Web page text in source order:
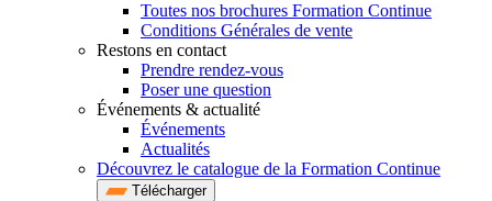
Toutes nos brochures Formation Continue
Conditions Générales de vente
Restons en contact
Prendre rendez-vous
Poser une question
Événements & actualité
Événements
Actualités
Découvrez le catalogue de la Formation Continue
Télécharger